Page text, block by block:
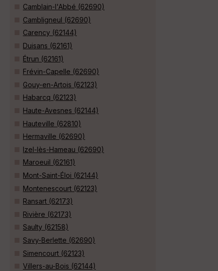
Camblain-l'Abbé (62690)
Cambligneul (62690)
Carency (62144)
Duisans (62161)
Étrun (62161)
Frévin-Capelle (62690)
Gouy-en-Artois (62123)
Habarcq (62123)
Haute-Avesnes (62144)
Hauteville (62810)
Hermaville (62690)
Izel-lès-Hameau (62690)
Maroeuil (62161)
Mont-Saint-Éloi (62144)
Montenescourt (62123)
Ransart (62173)
Rivière (62173)
Saulty (62158)
Savy-Berlette (62690)
Simencourt (62123)
Villers-au-Bois (62144)